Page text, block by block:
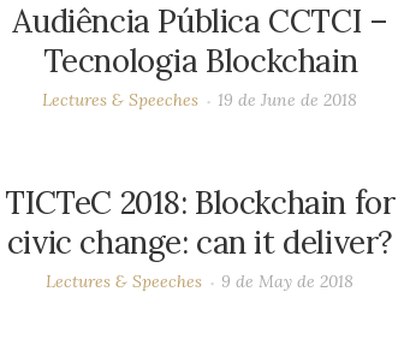
Audiência Pública CCTCI –
Tecnologia Blockchain
Lectures & Speeches 19 de June de 2018
TICTeC 2018: Blockchain for
civic change: can it deliver?
Lectures & Speeches 9 de May de 2018